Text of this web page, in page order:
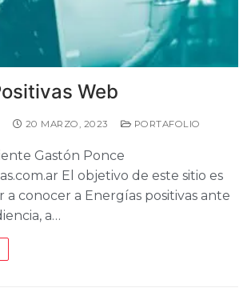
Web
20 MARZO, 2023 PORTAFOLIO
Gastón Ponce
El objetivo de este sitio es
a conocer a Energías positivas ante
a…